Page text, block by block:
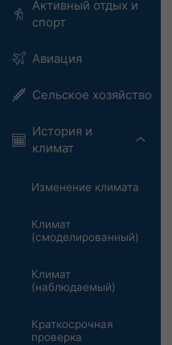
Активный отдых и
спорт
Авиация
Сельское хозяйство
История и
климат
Изменение климата
Климат
(смоделированный)
Климат
(наблюдаемый)
Краткосрочная
проверка